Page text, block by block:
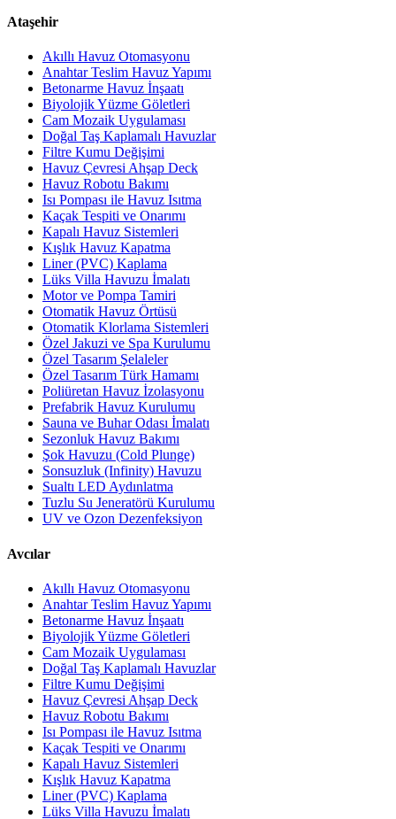
Ataşehir
Akıllı Havuz Otomasyonu
Anahtar Teslim Havuz Yapımı
Betonarme Havuz İnşaatı
Biyolojik Yüzme Göletleri
Cam Mozaik Uygulaması
Doğal Taş Kaplamalı Havuzlar
Filtre Kumu Değişimi
Havuz Çevresi Ahşap Deck
Havuz Robotu Bakımı
Isı Pompası ile Havuz Isıtma
Kaçak Tespiti ve Onarımı
Kapalı Havuz Sistemleri
Kışlık Havuz Kapatma
Liner (PVC) Kaplama
Lüks Villa Havuzu İmalatı
Motor ve Pompa Tamiri
Otomatik Havuz Örtüsü
Otomatik Klorlama Sistemleri
Özel Jakuzi ve Spa Kurulumu
Özel Tasarım Şelaleler
Özel Tasarım Türk Hamamı
Poliüretan Havuz İzolasyonu
Prefabrik Havuz Kurulumu
Sauna ve Buhar Odası İmalatı
Sezonluk Havuz Bakımı
Şok Havuzu (Cold Plunge)
Sonsuzluk (Infinity) Havuzu
Sualtı LED Aydınlatma
Tuzlu Su Jeneratörü Kurulumu
UV ve Ozon Dezenfeksiyon
Avcılar
Akıllı Havuz Otomasyonu
Anahtar Teslim Havuz Yapımı
Betonarme Havuz İnşaatı
Biyolojik Yüzme Göletleri
Cam Mozaik Uygulaması
Doğal Taş Kaplamalı Havuzlar
Filtre Kumu Değişimi
Havuz Çevresi Ahşap Deck
Havuz Robotu Bakımı
Isı Pompası ile Havuz Isıtma
Kaçak Tespiti ve Onarımı
Kapalı Havuz Sistemleri
Kışlık Havuz Kapatma
Liner (PVC) Kaplama
Lüks Villa Havuzu İmalatı